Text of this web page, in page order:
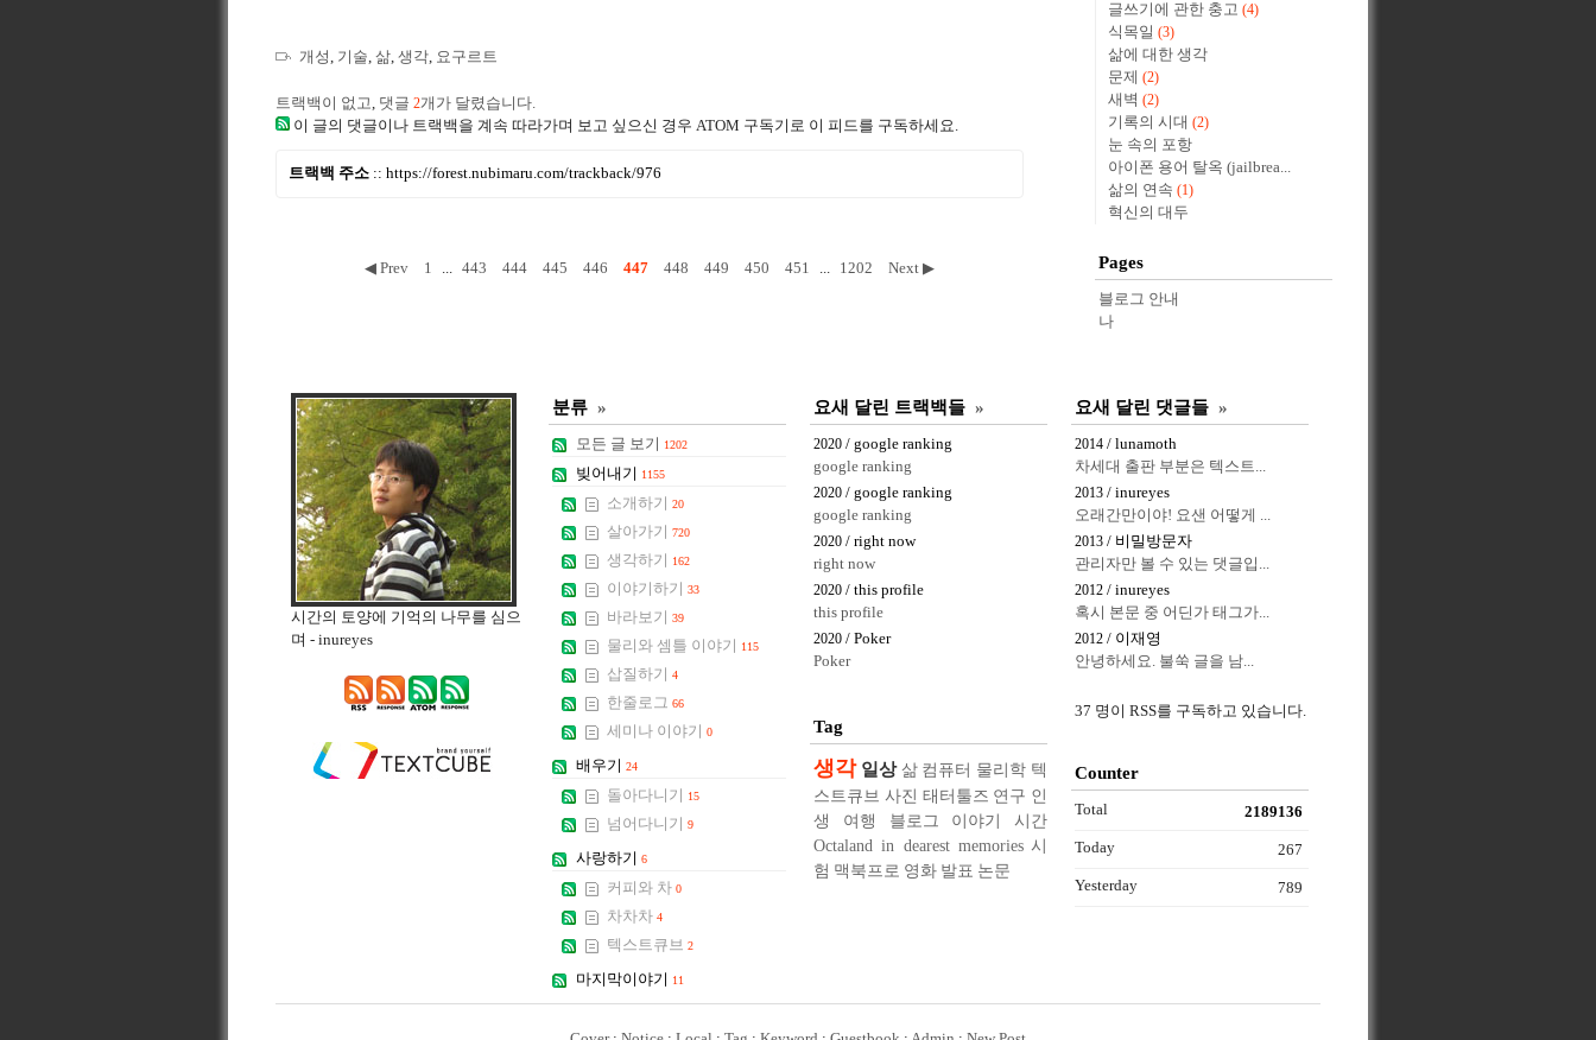
개성, 기술, 삶, 생각, 요구르트
트랙백이 없고, 댓글 2개가 달렸습니다.
이 글의 댓글이나 트랙백을 계속 따라가며 보고 싶으신 경우 ATOM 구독기로 이 피드를 구독하세요.
트랙백 주소 :: https://forest.nubimaru.com/trackback/976
◀ Prev 1 ... 443 444 445 446 447 448 449 450 451 ... 1202 Next ▶
글쓰기에 관한 충고 (4)
식목일 (3)
삶에 대한 생각
문제
(2)
새벽 (2)
기록의 시대 (2)
눈 속의 포항
아이폰 용어 탈옥 (jailbrea...
삶의 연속 (1)
혁신의 대두
Pages
블로그 안내
나
시간의 토양에 기억의 나무를 심으
며 - inureyes
분류 »
모든 글 보기 1202
빚어내기 1155
소개하기 20
살아가기 720
생각하기 162
이야기하기 33
바라보기 39
물리와 셈틀 이야기 115
삽질하기 4
한줄로그 66
세미나 이야기 0
배우기 24
돌아다니기 15
넘어다니기 9
사랑하기 6
커피와 차 0
차차차 4
텍스트큐브 2
마지막이야기 11
요새 달린 트랙백들 »
2020 / google ranking
google ranking
2020 / google ranking
google ranking
2020 / right now
right now
2020 / this profile
this profile
2020 / Poker
Poker
요새 달린 댓글들 »
2014 / lunamoth
차세대 출판 부분은 텍스트...
2013 / inureyes
오래간만이야! 요샌 어떻게 ...
2013 / 비밀방문자
관리자만 볼 수 있는 댓글입...
2012 / inureyes
혹시 본문 중 어딘가 태그가...
2012 / 이재영
안녕하세요. 불쑥 글을 남...
Tag
생각 일상 삶 컴퓨터 물리학 텍
스트큐브 사진 태터툴즈 연구 인
생
여행 블로그 이야기
시간
Octaland in dearest memories 시
험 맥북프로 영화 발표 논문
37 명이 RSS를 구독하고 있습니다.
Counter
Total 2189136
Today 267
Yesterday 789